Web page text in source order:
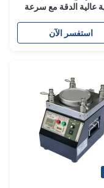
عالية الدقة مع سرعة
استفسر الآن